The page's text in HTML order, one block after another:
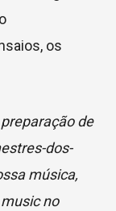
os
de
dos-
música,
no